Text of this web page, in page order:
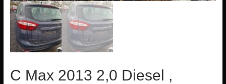
C Max 2013 2,0 Diesel ,